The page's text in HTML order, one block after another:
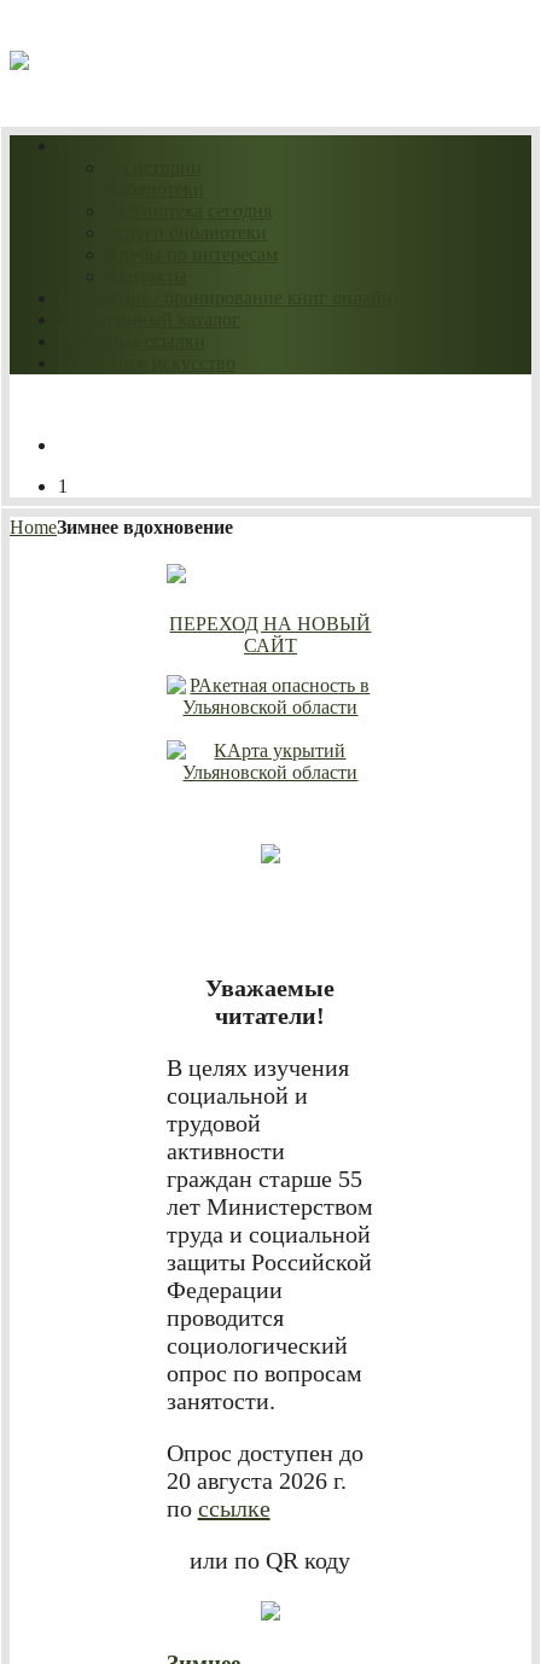
1
HomeЗимнее вдохновение
ПЕРЕХОД НА НОВЫЙ
САЙТ
Уважаемые
читатели!
В целях изучения
социальной и
трудовой
активности
граждан старше 55
лет Министерством
труда и социальной
защиты Российской
Федерации
проводится
социологический
опрос по вопросам
занятости.
Опрос доступен до
20 августа 2026 г.
по ссылке
или по QR коду